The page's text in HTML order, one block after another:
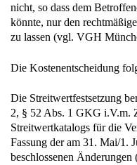
nicht, so dass dem
könnte, nur den
zu lassen (vgl. VGH
Die Kostenentscheidung
Die Streitwertfestsetzung
2, § 52 Abs. 1 GKG i.V.m.
Streitwertkatalogs für die
Fassung der am 31. Mai/1.
beschlossenen